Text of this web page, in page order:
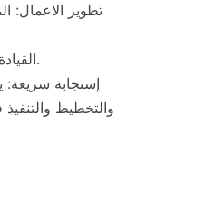
تطوير الاعمال:
القيادة الحكيمة: يُلاحظ عموماً أنه في ممارسة صغيرة عادةً ما تكون المهارات القيادية مطلوبة.
إستجابة
والتخطيط